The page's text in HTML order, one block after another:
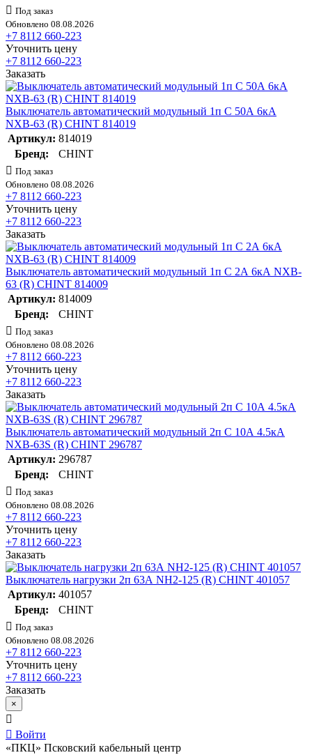
Под заказ
Обновлено 08.08.2026
+7 8112 660-223
Уточнить цену
+7 8112 660-223
Заказать
Выключатель автоматический модульный 1п C 50А 6кА
NXB-63 (R) CHINT 814019
Артикул: 814019
Бренд:
CHINT
Под заказ
Обновлено 08.08.2026
+7 8112 660-223
Уточнить цену
+7 8112 660-223
Заказать
Выключатель автоматический модульный 1п C 2А 6кА NXB-
63 (R) CHINT 814009
Артикул: 814009
Бренд:
CHINT
Под заказ
Обновлено 08.08.2026
+7 8112 660-223
Уточнить цену
+7 8112 660-223
Заказать
Выключатель автоматический модульный 2п C 10А 4.5кА
NXB-63S (R) CHINT 296787
Артикул: 296787
Бренд:
CHINT
Под заказ
Обновлено 08.08.2026
+7 8112 660-223
Уточнить цену
+7 8112 660-223
Заказать
Выключатель нагрузки 2п 63А NH2-125 (R) CHINT 401057
Артикул: 401057
Бренд:
CHINT
Под заказ
Обновлено 08.08.2026
+7 8112 660-223
Уточнить цену
+7 8112 660-223
Заказать
×
Войти
«ПКЦ» Псковский кабельный центр